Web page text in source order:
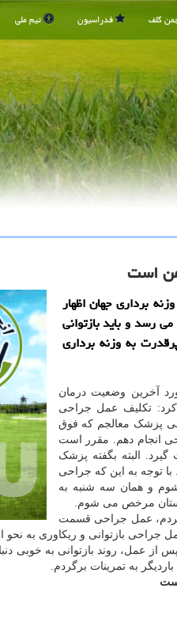
گلف فدراسیون تیم ملی
است
برداری جهان اظهار
رسد و باید بازتوانی
به وزنه برداری
آخرین وضعیت درمان
تکلیف عمل جراحی
پزشک معالجم که فوق
انجام دهم. مقرر است
البته بگفته پزشک
توجه به این که جراحی
و همان سه شنبه به
مرخص می شوم.
عمل جراحی قسمت
بازتوانی و ریکاوری به
از عمل، روند بازتوانی به خوبی
به تمرینات برگردم.